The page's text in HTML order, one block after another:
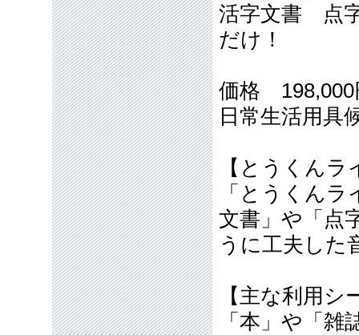
活字文書 点
だけ！
価格 198,000
日常生活用具
【とうくん
「とうくん
文書」や「点
うに工夫した
【主な利用シ
「本」や「